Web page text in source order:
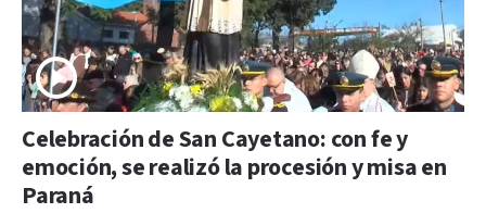
Celebración de San Cayetano: con fe y
emoción, se realizó la procesión y misa en
Paraná